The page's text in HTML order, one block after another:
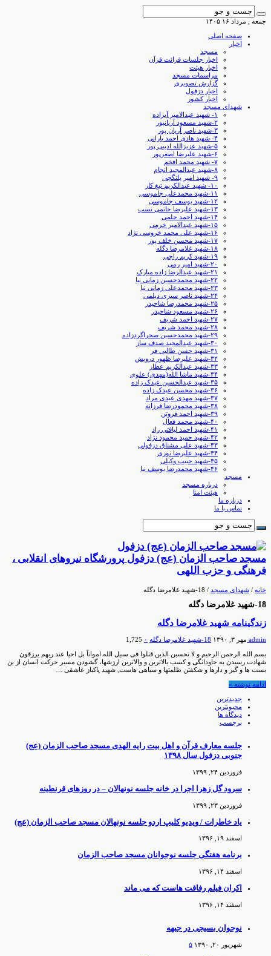
جمعه , مرداد ۱۶ ۱۴۰۵
صفحه اصلی
اخبار
مسجد
اخبار جلسات قرائت قرآن
اخبار هیئت
مراسمات مسجد
گزارش تصویری
اخبار دزفول
اخبار کشور
شهدای مسجد
۱- شهید عبدالامیر آبزاده
۲-شهید مسعود آریانپور
۳-شهید ناصر آریان پور
۴- شهید هادی احمد بارانی
۵-شهید عزیزالله ادیبی پور
۶-شهید علیرضا اصغرپور
۷- شهید محمد افخم
۸-شهید عبدالمجید انجام
۹- شهید امیر پلنگچی
۱۰- شهید عبدالکریم تیغ کار
۱۱-شهید محمدعلی جاموسی
۱۲-شهید یوسف جاموسی
۱۳-شهید علیرضا حاتمی نسب
۱۴-شهید احمد حلمی
۱۵-شهید عبدالامیر خرمی
۱۶-شهید علی محمد خروسی نژاد
۱۷-شهید محسن خلف پور
۱۸-شهید غلامرضا دگله
۱۹-شهید کریم راجی
۲۰-شهید امیر رمی
۲۱-شهید عبدالرضا زاده مبارک
۲۲-شهید محمدحسین زمانی نیا
۲۳-شهید محمدعلی زمانی نیا
۲۴-شهید ناصر سبزی دیلمی
۲۵-شهید محمدرضا شاحیدر
۲۶-شهید مسعود شاحیدر
۲۷-شهید احمد شریف
۲۸-شهید محمد شریف
۲۹-شهید محمدحسین صحراگردزاده
۳۰-شهید عبدالمجید صدف ساز
۳۱-شهید حسن طالبی ‏فر
۳۲-شهید علیرضا ظهور درویش
۳۳-شهید عبدالکریم عطار
۳۴-شهید ماشا الله(مهدی) علوی
۳۵-شهید عبدالحسین عیدک زاده
۳۶-شهید محسن عیدک زاده
۳۷-شهید مهدی عیدی مراد
۳۸-شهید محمودرضا فرزانه
۳۹-شهید احمد فروتن
۴۰-شهید محمد فعال
۴۱-شهید احمد لیاقتی راد
۴۲-شهید حمید محمود نژاد
۴۳-شهید علی مشتاق دزفولی
۴۴-شهید علیرضا نوری
۴۵-شهید حبیب وکیلی
۴۶-شهید محمدرضا یوسف نیا
مسجد
درباره مسجد
هیئت امنا
درباره ما
تماس با ما
مسجد صاحب الزمان (عج) دزفول پرورشگاه نیروهای انقلابی ،
فرهنگی و حزب اللهی
خانه / شهدای مسجد / 18-شهید غلامرضا دگله
18-شهید غلامرضا دگله
زندگینامه شهید غلامرضا دگله
admin مهر ۳, ۱۳۹۰ 18-شهید غلامرضا دگله ۰ 1,725
بسم الله الرحمن الرحیم و لا تحسبن الذین قتلوا فی سبیل الله امواتاً بل احیا عند ربهم یرزقون
شهادت رسیدن به جاودانگی و کسب بالاترین و والاترین ارزشها، گشودن مسیر حرکت انسان از بن
بست ها و گیر و دارها و شکفتن ظلمتها و سیاهی هاست, شهید پاکباز عاشقی …
ادامه نوشته »
جدیدترین
محبوبترین
دیدگاه ها
برچسب
جلسه معارف قرآن و اهل بیت رایه الهدی مسجد صاحب الزمان (عج)
جنوبی دزفول سال ۱۳۹۸
فروردین ۲۴, ۱۳۹۹
سرود گل زهرا اجرا در خانه جلسه نونهالان – در روزهای قرنطینه
فروردین ۲۳, ۱۳۹۹
یاد خاطرات / ویدیو کلیپ اردو جلسه نونهالان مسجد صاحب الزمان (عج)
اسفند ۱۹, ۱۳۹۶
برنامه هفتگی جلسه نوجوانان مسجد صاحب الزمان
اسفند ۱۴, ۱۳۹۶
اکران فیلم رفاقت هاست که می ماند
اسفند ۱۴, ۱۳۹۶
نوجوان بسیجی در جبهه
شهریور ۲۰, ۱۳۹۰ ۵